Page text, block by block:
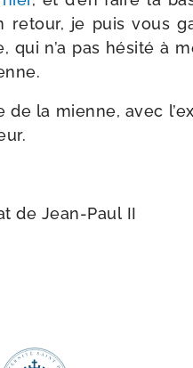
retour, je puis vous
qui n’a pas hési­té à
de la mienne, avec
de Jean-​Paul II